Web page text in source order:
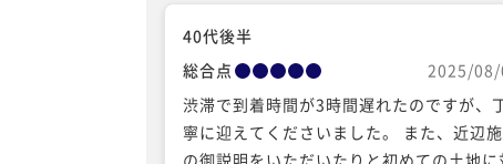
40代後半
総合点
2025/08/
渋滞で到着時間が3時間遅れたのですが、
寧に迎えてくださいました。 また、近辺